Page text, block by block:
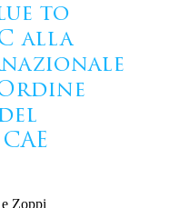
to
alla
Zoppi